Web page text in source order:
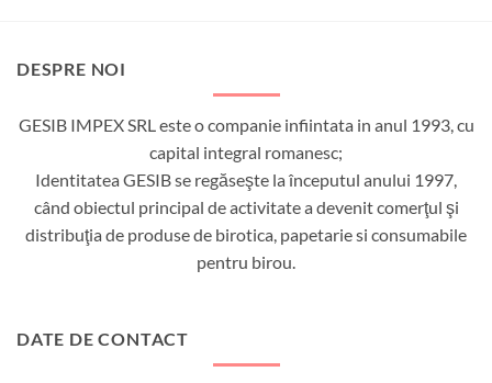
DESPRE NOI
GESIB IMPEX SRL este o companie infiintata in anul 1993, cu
capital integral romanesc;
Identitatea GESIB se regăseşte la începutul anului 1997,
când obiectul principal de activitate a devenit comerţul şi
distribuţia de produse de birotica, papetarie si consumabile
pentru birou.
DATE DE CONTACT